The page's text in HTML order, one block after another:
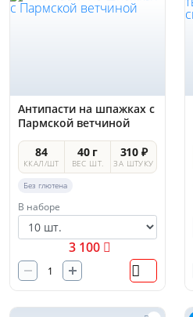
Антипасти на шпажках с
Пармской ветчиной
84
ККАЛ/ШТ
40 г
ВЕС ШТ.
310 ₽
ЗА ШТУКУ
Без глютена
В наборе
3 100